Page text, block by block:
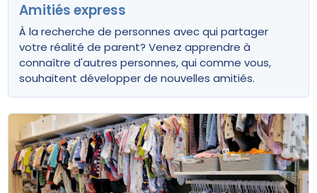
Amitiés express
À la recherche de personnes avec qui partager
votre réalité de parent? Venez apprendre à
connaître d'autres personnes, qui comme vous,
souhaitent développer de nouvelles amitiés.